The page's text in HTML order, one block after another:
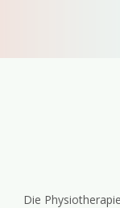
Die